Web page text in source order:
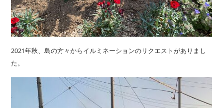
2021年秋、島の方々からイルミネーションのリクエストがありまし
た。